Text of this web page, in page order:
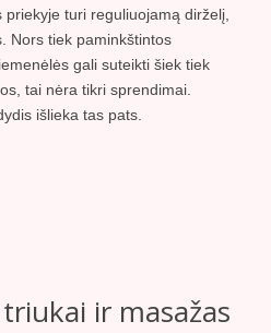
turi reguliuojamą dirželį,
Nors tiek paminkštintos
gali suteikti šiek tiek
tai nėra tikri sprendimai.
išlieka tas pats.
ir masažas